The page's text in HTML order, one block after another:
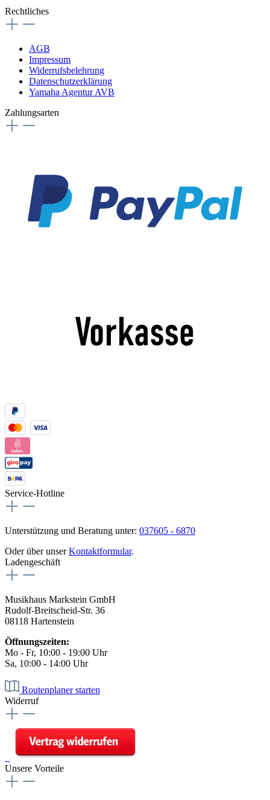
Rechtliches
AGB
Impressum
Widerrufsbelehrung
Datenschutzerklärung
Yamaha Agentur AVB
Zahlungsarten
Service-Hotline
Unterstützung und Beratung unter: 037605 - 6870
Oder über unserKontaktformular.
Ladengeschäft
Musikhaus Markstein GmbH
Rudolf-Breitscheid-Str. 36
08118 Hartenstein
Öffnungszeiten:
Mo - Fr, 10:00 - 19:00 Uhr
Sa, 10:00 - 14:00 Uhr
Routenplaner starten
Widerruf
Unsere Vorteile